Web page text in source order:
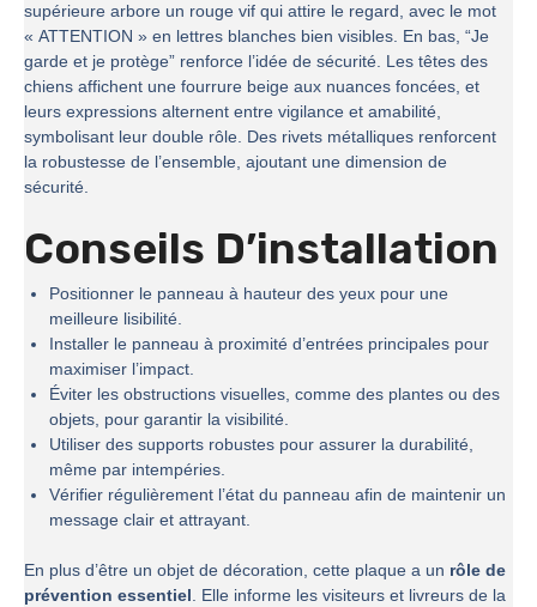
supérieure arbore un rouge vif qui attire le regard, avec le mot
« ATTENTION » en lettres blanches bien visibles. En bas, “Je
garde et je protège” renforce l’idée de sécurité. Les têtes des
chiens affichent une fourrure beige aux nuances foncées, et
leurs expressions alternent entre vigilance et amabilité,
symbolisant leur double rôle. Des rivets métalliques renforcent
la robustesse de l’ensemble, ajoutant une dimension de
sécurité.
Conseils D’installation
Positionner le panneau à hauteur des yeux pour une
meilleure lisibilité.
Installer le panneau à proximité d’entrées principales pour
maximiser l’impact.
Éviter les obstructions visuelles, comme des plantes ou des
objets, pour garantir la visibilité.
Utiliser des supports robustes pour assurer la durabilité,
même par intempéries.
Vérifier régulièrement l’état du panneau afin de maintenir un
message clair et attrayant.
En plus d’être un objet de décoration, cette plaque a un rôle de
prévention essentiel. Elle informe les visiteurs et livreurs de la